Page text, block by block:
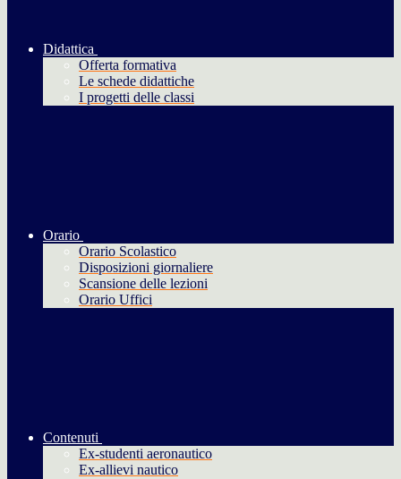
Didattica
Offerta formativa
Le schede didattiche
I progetti delle classi
Orario
Orario Scolastico
Disposizioni giornaliere
Scansione delle lezioni
Orario Uffici
Contenuti
Ex-studenti aeronautico
Ex-allievi nautico